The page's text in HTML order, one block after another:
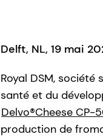
Delft, NL, 19 mai
Royal DSM,
santé et du
Delvo®Cheese CP-
production de